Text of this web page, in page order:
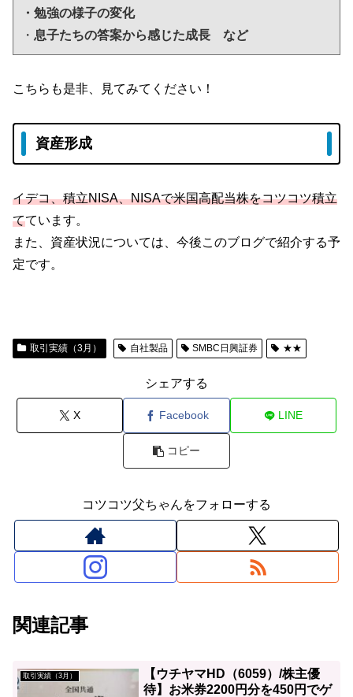
・勉強の様子の変化
・ 息子たちの答案から感じた成長　など
こちらも是非、見てみてください！
資産形成
イデコ、積立NISA、NISAで米国高配当株をコツコツ積立
てています。
また、資産状況については、今後このブログで紹介する予
定です。
取引実績（3月） 自社製品 SMBC日興証券 ★★
シェアする
X Facebook LINE
コピー
コツコツ父ちゃんをフォローする
関連記事
取引実績（3月）
【ウチヤマHD（6059）/株主優
待】お米券2200円分を450円でゲ